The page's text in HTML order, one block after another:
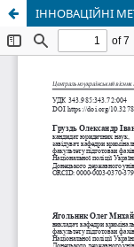
ІННОВАЦІЙНІ